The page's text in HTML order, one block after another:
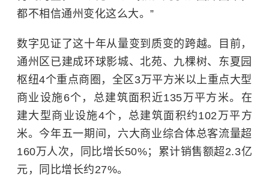
都不相信通州变化这么大。”
数字见证了这十年从量变到质变的跨越。目前，
通州区已建成环球影城、北苑、九棵树、东夏园
枢纽4个重点商圈，全区3万平方米以上重点大型
商业设施6个，总建筑面积近135万平方米。在
建大型商业设施4个，总建筑面积约102万平方
米。今年五一期间，六大商业综合体总客流量超
160万人次，同比增长50%；累计销售额超2.3亿
元，同比增长约27%。